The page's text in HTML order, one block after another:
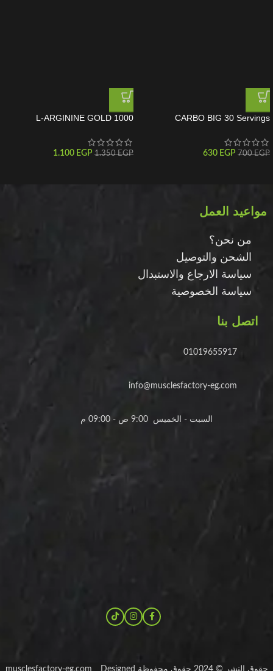
CARBO BIG 30 Servings
700EGP
630 EGP
L-ARGININE GOLD 1000
1.350EGP
1.100 EGP
مواعيد العمل
من نحن؟
الشحن والتوصيل
سياسة الارجاع والاستبدال
سياسة الخصوصية
اتصل بنا
01019655917
info@musclesfactory-eg.com
السبت - الخميس 9:00 ص - 09:00 م
حقوق النشر © 2024 حقوق محفوظة musclesfactory-eg.com _ Designed